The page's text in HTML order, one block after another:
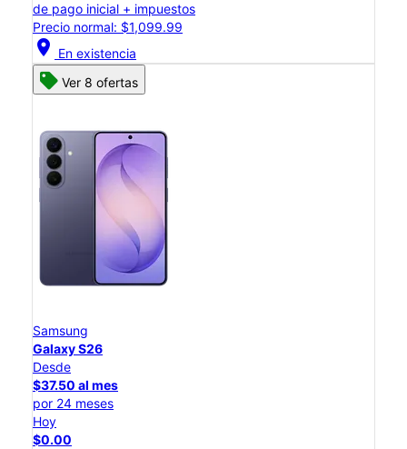
de pago inicial + impuestos
Precio normal: $1,099.99
location_on En existencia
Ver 8 ofertas
Samsung
Galaxy S26
Desde
$37.50 al mes
por 24 meses
Hoy
$0.00